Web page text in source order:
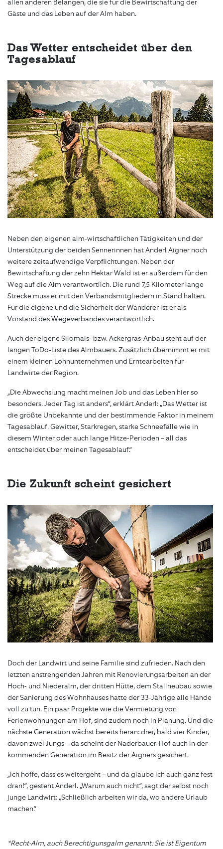
allen anderen Belangen, die sie für die Bewirtschaftung der
Gäste und das Leben auf der Alm haben.
Das Wetter entscheidet über den
Tagesablauf
Neben den eigenen alm-wirtschaftlichen Tätigkeiten und der
Unterstützung der beiden Sennerinnen hat Anderl Aigner noch
weitere zeitaufwendige Verpflichtungen. Neben der
Bewirtschaftung der zehn Hektar Wald ist er außerdem für den
Weg auf die Alm verantwortlich. Die rund 7,5 Kilometer lange
Strecke muss er mit den Verbandsmitgliedern in Stand halten.
Für die eigene und die Sicherheit der Wanderer ist er als
Vorstand des Wegeverbandes verantwortlich.
Auch der eigene Silomais- bzw. Ackergras-Anbau steht auf der
langen ToDo-Liste des Almbauers. Zusätzlich übernimmt er mit
einem kleinen Lohnunternehmen und Erntearbeiten für
Landwirte der Region.
„Die Abwechslung macht meinen Job und das Leben hier so
besonders. Jeder Tag ist anders“, erklärt Anderl: „Das Wetter ist
die größte Unbekannte und der bestimmende Faktor in meinem
Tagesablauf. Gewitter, Starkregen, starke Schneefälle wie in
diesem Winter oder auch lange Hitze-Perioden – all das
entscheidet über meinen Tagesablauf.“
Die Zukunft scheint gesichert
Doch der Landwirt und seine Familie sind zufrieden. Nach den
letzten anstrengenden Jahren mit Renovierungsarbeiten an der
Hoch- und Niederalm, der dritten Hütte, dem Stallneubau sowie
der Sanierung des Wohnhauses hatte der 33-Jährige alle Hände
voll zu tun. Ein paar Projekte wie die Vermietung von
Ferienwohnungen am Hof, sind zudem noch in Planung. Und die
nächste Generation wächst bereits heran: drei, bald vier Kinder,
davon zwei Jungs – da scheint der Naderbauer-Hof auch in der
kommenden Generation im Besitz der Aigners gesichert.
„Ich hoffe, dass es weitergeht – und da glaube ich auch ganz fest
dran!“, gesteht Anderl. „Warum auch nicht“, sagt der selbst noch
junge Landwirt: „Schließlich arbeiten wir da, wo andere Urlaub
machen.“
*Recht-Alm, auch Berechtigunsgalm genannt: Sie ist Eigentum